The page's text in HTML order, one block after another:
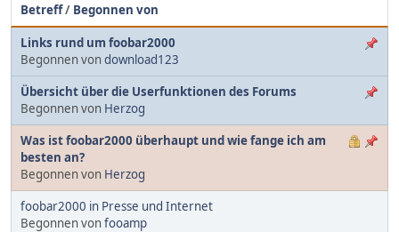
Betreff/ Begonnen von
Links rund um foobar2000
Begonnen vondownload123
Übersicht über die Userfunktionen des Forums
Begonnen von Herzog
Was ist foobar2000 überhaupt und wie fange ich am
besten an?
Begonnen von Herzog
foobar2000 in Presse und Internet
Begonnen vonfooamp